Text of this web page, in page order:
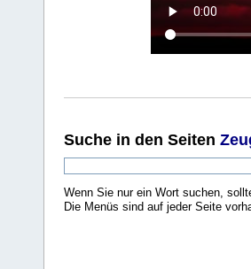
Suche in den Seiten
Wenn Sie nur ein Wort suchen,
Die Menüs sind auf jeder Seite